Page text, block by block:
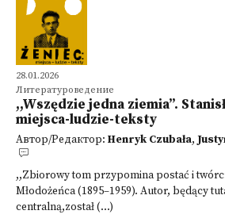
28.01.2026
Литературоведение
,,Wszędzie jedna ziemia”.
miejsca-ludzie-teksty
Автор/Редактор: Henryk Czubała,
,,Zbiorowy tom przypomina postać i
Młodożeńca (1895–1959). Autor, będący
centralną,został (...)